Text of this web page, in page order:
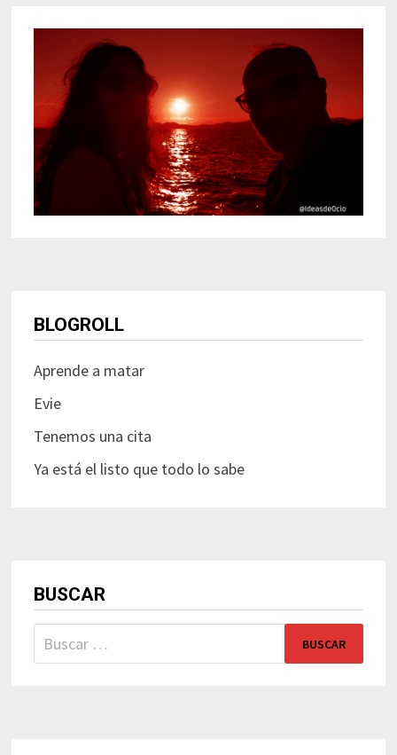
BLOGROLL
Aprende a matar
Evie
Tenemos una cita
Ya está el listo que todo lo sabe
BUSCAR
Buscar: